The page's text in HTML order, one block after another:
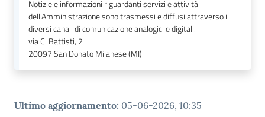
Notizie e informazioni riguardanti servizi e attività
dell’Amministrazione sono trasmessi e diffusi attraverso i
diversi canali di comunicazione analogici e digitali.
via C. Battisti, 2
20097San Donato Milanese (MI)
Ultimo aggiornamento: 05-06-2026, 10:35